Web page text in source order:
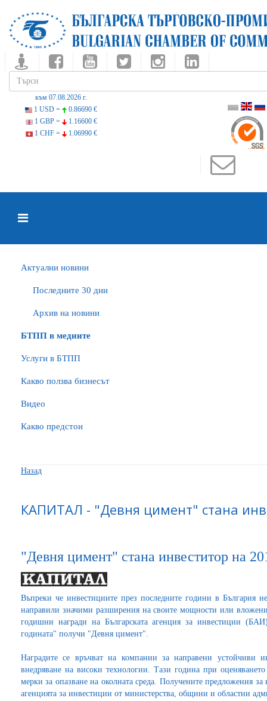
към 07.08.2026 г.
1 USD =
0.86690 €
1 GBP =
1.16600 €
1 CHF =
1.06990 €
Актуални новини
Последните 30 дни
Архив на новини
БTПП в медиите
Услуги в БТПП
Какво ползва бизнесът
Видео
Какво предстои
Назад
КАПИТАЛ - "Девня цимент" стана
"Девня цимент" стана инвеститор на
Въпреки че инвестициите през последните години в България
направили значими разширения на своите мощности или
годишни награди на Българската агенция за инвестиции
годината" получи "Девня цимент".
Наградите се връчват на компании за направени устойчиви
внедряване на високи технологии. Тази година при
мерки за опазване на околната среда. Получените предложения
агенцията за инвестиции от министерства, общини и областни